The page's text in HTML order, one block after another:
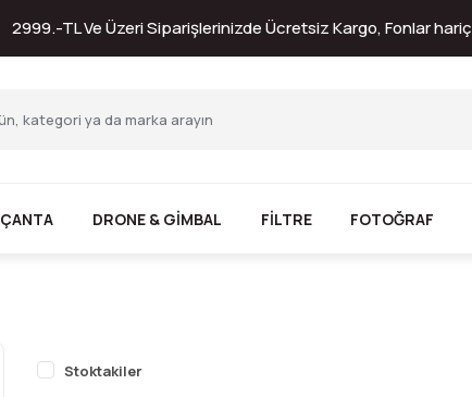
2999.-TL Ve Üzeri Siparişlerinizde Ücretsiz Kargo, Fonlar hariç
ÇANTA DRONE & GİMBAL FİLTRE FOTOĞRAF
Stoktakiler